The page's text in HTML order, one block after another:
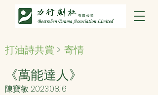
打油詩共賞 > 寄情
《萬能達人》
陳寶敏2023.08.16